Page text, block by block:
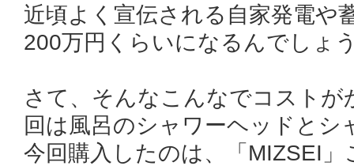
近頃よく宣伝される自家発電や
200万円くらいになるんでしょ
さて、そんなこんなでコスト
回は風呂のシャワーヘッドとシ
今回購入したのは、「MIZSEI